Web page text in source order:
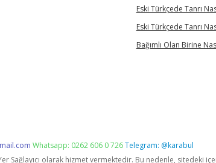
Eski Türkçede Tanrı
Eski Türkçede Tanrı
Bağımlı Olan Birine
Whatsapp: 0262 606 0 726Telegram: @karabul
Sağlayıcı olarak hizmet vermektedir. Bu nedenle, sitedeki